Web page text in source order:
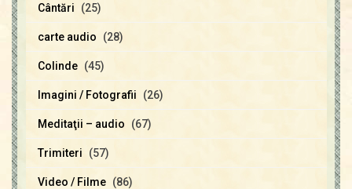
Cântări (25)
carte audio (28)
Colinde (45)
Imagini / Fotografii (26)
Meditaţii – audio (67)
Trimiteri (57)
Video / Filme (86)